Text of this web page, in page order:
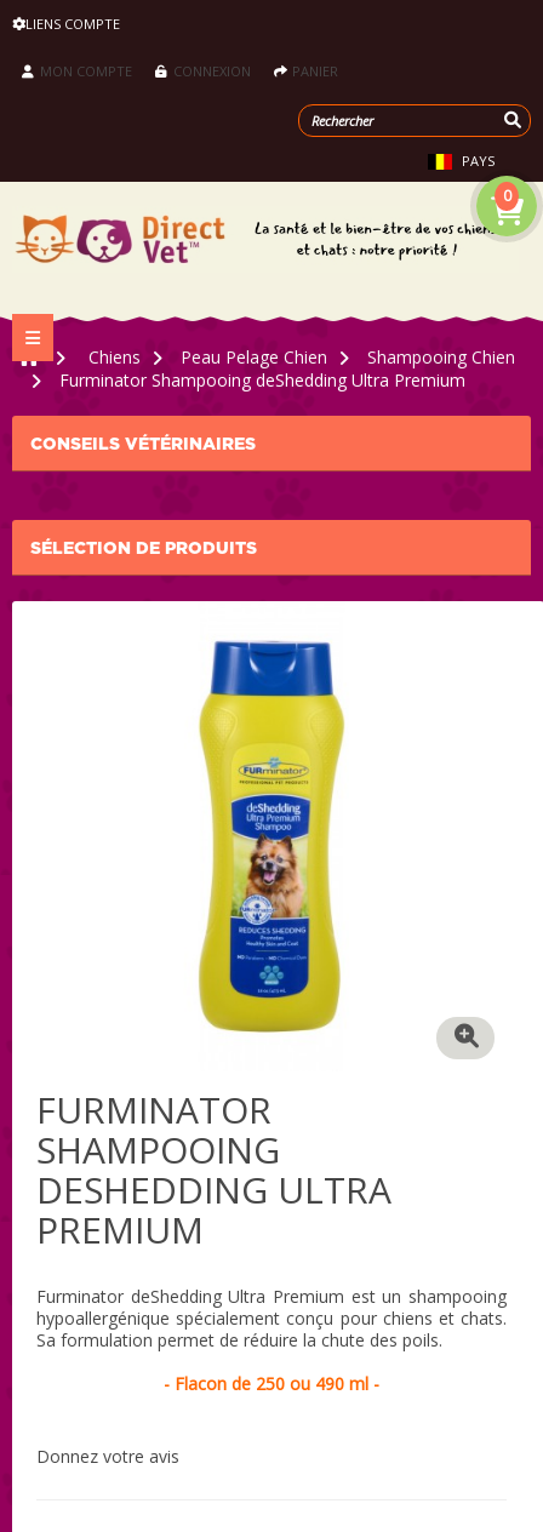
LIENS COMPTE
MON COMPTE CONNEXION PANIER
PAYS
0
Navigation bascule
>
Chiens > Peau Pelage Chien >
Shampooing Chien
>
Furminator Shampooing deShedding Ultra Premium
CONSEILS VÉTÉRINAIRES
SÉLECTION DE PRODUITS
FURMINATOR
SHAMPOOING
DESHEDDING ULTRA
PREMIUM
Furminator deShedding Ultra Premium est un shampooing
hypoallergénique spécialement conçu pour chiens et chats.
Sa formulation permet de réduire la chute des poils.
- Flacon de 250 ou 490 ml -
Donnez votre avis